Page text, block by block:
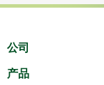
公司
产品